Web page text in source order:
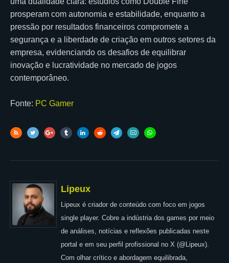
prosperam com autonomia e estabilidade, enquanto a
pressão por resultados financeiros compromete a
segurança e a liberdade de criação em outros setores da
empresa, evidenciando os desafios de equilibrar
inovação e lucratividade no mercado de jogos
contemporâneo.
Fonte: PC Gamer
Lipeux
Lipeux é criador de conteúdo com foco em jogos
single player. Cobre a indústria dos games por meio
de análises, notícias e reflexões publicadas neste
portal e em seu perfil profissional no X (@Lipeux).
Com olhar crítico e abordagem equilibrada,